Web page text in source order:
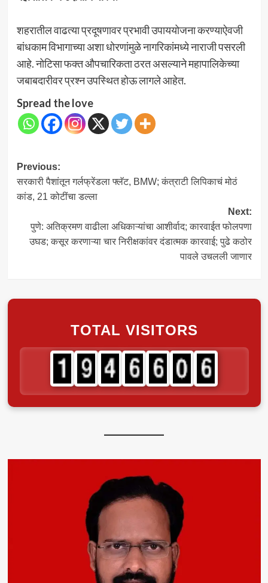
शहरातील वाढत्या प्रदूषणावर प्रभावी उपाययोजना करण्याऐवजी
बांधकाम विभागाच्या अशा धोरणांमुळे नागरिकांमध्ये नाराजी पसरली
आहे. नोटिसा फक्त औपचारिकता ठरत असल्याने महापालिकेच्या
जबाबदारीवर प्रश्न उपस्थित होऊ लागले आहेत.
Spread the love
Post
navigation
Previous:
सरकारी पैशांतून गर्लफ्रेंडला फ्लॅट, BMW; कंत्राटी लिपिकाचं मोठं
कांड, 21 कोटींचा डल्ला
Next:
पुणे: अतिक्रमण वाढीला अधिकाऱ्यांचा आशीर्वाद; कारवाईत फोलपणा
उघड; कसूर करणाऱ्या चार निरीक्षकांवर दंडात्मक कारवाई; पुढे कठोर
पावले उचलली जाणार
TOTAL VISITORS